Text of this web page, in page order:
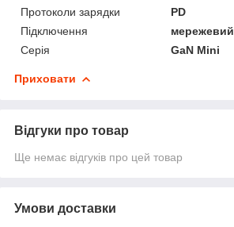
Протоколи зарядки
PD
Підключення
мережевий
Серія
GaN Mini
Приховати
Відгуки про товар
Ще немає відгуків про цей товар
Умови доставки